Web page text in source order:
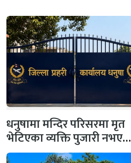
धनुषामा मन्दिर परिसरमा मृत
भेटिएका व्यक्ति पुजारी नभएको
प्रहरीको स्पष्टिकरण